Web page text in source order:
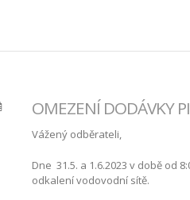
OMEZENÍ DODÁVKY
Vážený odběrateli,
Dne 31.5. a 1.6.2023 v době od
odkalení vodovodní sítě.